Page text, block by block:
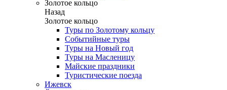
Золотое кольцо
Назад
Золотое кольцо
Туры по Золотому кольцу
Событийные туры
Туры на Новый год
Туры на Масленицу
Майские праздники
Туристические поезда
Ижевск